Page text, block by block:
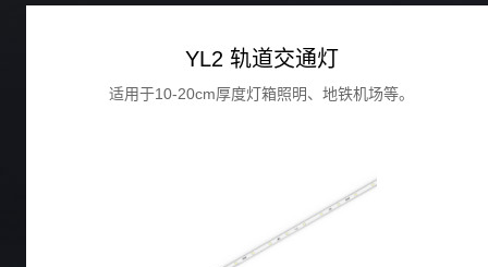
YL2 轨道交通灯
适用于10-20cm厚度灯箱照明、地铁机场等。